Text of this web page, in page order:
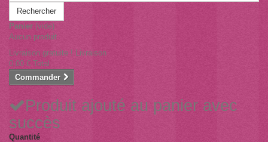
Rechercher
Panier (vide)
Aucun produit
Livraison gratuite ! Livraison
0,00 € Total
Commander
Produit ajouté au panier avec
succès
Quantité